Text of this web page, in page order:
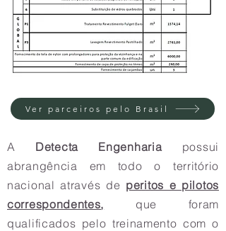
Ver parceiros pelo Brasil
A Detecta Engenharia possui
abrangência em todo o território
nacional através de peritos e pilotos
correspondentes, que foram
qualificados pelo treinamento com o